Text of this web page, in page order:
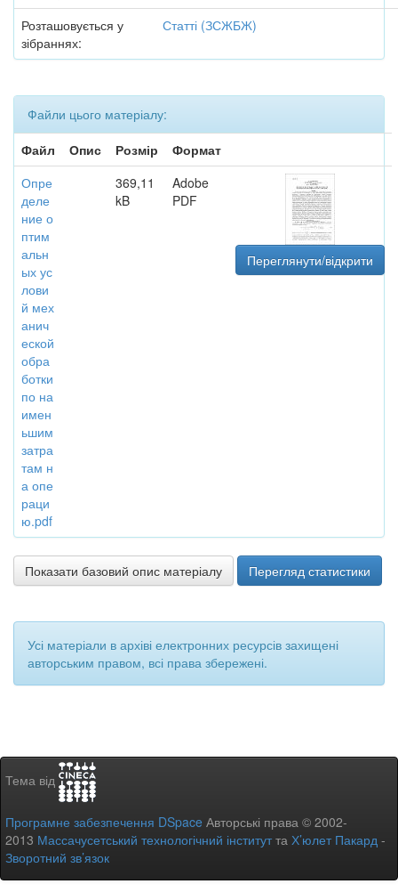
Розташовується у
зібраннях:
Статті (ЗСЖБЖ)
Файли цього матеріалу:
Файл
Опис Розмір
Формат
Опре
деле
ние о
птим
альн
ых ус
лови
й мех
анич
еской
обра
ботки
по на
имен
ьшим
затра
там н
а опе
раци
ю.pdf
369,11
kB
Adobe
PDF
Переглянути/відкрити
Показати базовий опис матеріалу Перегляд статистики
Усі матеріали в архіві електронних ресурсів захищені
авторським правом, всі права збережені.
Тема від
Програмне забезпечення DSpace Авторські права © 2002-
2013 Массачусетський технологічний інститутта Х’юлет Пакард -
Зворотний зв’язок